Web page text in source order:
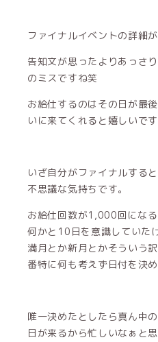
ファイナルイベントの詳細
告知文が思ったよりあっさ
のミスですね笑
お給仕するのはその日が最
いに来てくれると嬉しいです
いざ自分がファイナルする
不思議な気持ちです。
お給仕回数が1,000回にな
何かと10日を意識していた
満月とか新月とかそういう
番特に何も考えず日付を決
唯一決めたとしたら真ん中
日が来るから忙しいなぁと